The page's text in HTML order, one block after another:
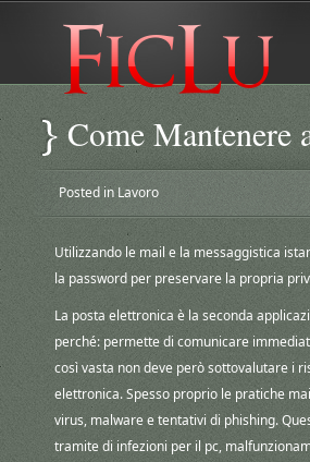
Come Mantenere
Posted in Lavoro
Utilizzando le mail e la messaggistica
la password per preservare la propria
La posta elettronica è la seconda
perché: permette di comunicare
così vasta non deve però sottovalutare i
elettronica. Spesso proprio le pratiche
virus, malware e tentativi di phishing.
tramite di infezioni per il pc,